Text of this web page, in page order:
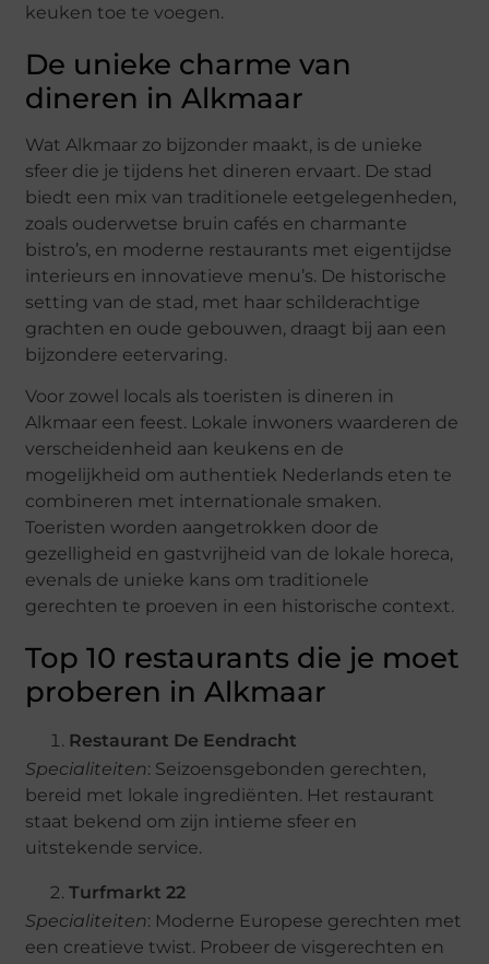
keuken toe te voegen.
De unieke charme van
dineren in Alkmaar
Wat Alkmaar zo bijzonder maakt, is de unieke
sfeer die je tijdens het dineren ervaart. De stad
biedt een mix van traditionele eetgelegenheden,
zoals ouderwetse bruin cafés en charmante
bistro’s, en moderne restaurants met eigentijdse
interieurs en innovatieve menu’s. De historische
setting van de stad, met haar schilderachtige
grachten en oude gebouwen, draagt bij aan een
bijzondere eetervaring.
Voor zowel locals als toeristen is dineren in
Alkmaar een feest. Lokale inwoners waarderen de
verscheidenheid aan keukens en de
mogelijkheid om authentiek Nederlands eten te
combineren met internationale smaken.
Toeristen worden aangetrokken door de
gezelligheid en gastvrijheid van de lokale horeca,
evenals de unieke kans om traditionele
gerechten te proeven in een historische context.
Top 10 restaurants die je moet
proberen in Alkmaar
Restaurant De Eendracht
Specialiteiten: Seizoensgebonden gerechten,
bereid met lokale ingrediënten. Het restaurant
staat bekend om zijn intieme sfeer en
uitstekende service.
Turfmarkt 22
Specialiteiten: Moderne Europese gerechten met
een creatieve twist. Probeer de visgerechten en